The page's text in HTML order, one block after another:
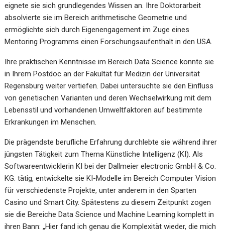
eignete sie sich grundlegendes Wissen an. Ihre Doktorarbeit
absolvierte sie im Bereich arithmetische Geometrie und
ermöglichte sich durch Eigenengagement im Zuge eines
Mentoring Programms einen Forschungsaufenthalt in den USA.
Ihre praktischen Kenntnisse im Bereich Data Science konnte sie
in Ihrem Postdoc an der Fakultät für Medizin der Universität
Regensburg weiter vertiefen. Dabei untersuchte sie den Einfluss
von genetischen Varianten und deren Wechselwirkung mit dem
Lebensstil und vorhandenen Umweltfaktoren auf bestimmte
Erkrankungen im Menschen.
Die prägendste berufliche Erfahrung durchlebte sie während ihrer
jüngsten Tätigkeit zum Thema Künstliche Intelligenz (KI). Als
Softwareentwicklerin KI bei der Dallmeier electronic GmbH & Co.
KG. tätig, entwickelte sie KI-Modelle im Bereich Computer Vision
für verschiedenste Projekte, unter anderem in den Sparten
Casino und Smart City. Spätestens zu diesem Zeitpunkt zogen
sie die Bereiche Data Science und Machine Learning komplett in
ihren Bann: „Hier fand ich genau die Komplexität wieder, die mich